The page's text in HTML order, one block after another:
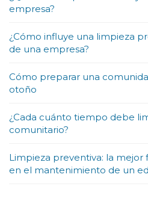
empresa?
¿Cómo influye una limpieza
de una empresa?
Cómo preparar una
otoño
¿Cada cuánto tiempo debe
comunitario?
Limpieza preventiva: la mejor
en el mantenimiento de un